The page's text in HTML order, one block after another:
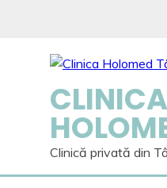
CLINICA
Clinică privată din